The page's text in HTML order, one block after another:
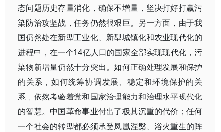
态问题历史存量消化，确保不增量，坚决打好打赢污
染防治攻坚战，任务仍然很艰巨。另一方面，由于我
国仍然处在新型工业化、新型城镇化和农业现代化的
进程中，在一个14亿人口的国家全部实现现代化，污
染物新增量仍然十分突出。如何正确处理发展和保护
的关系，如何统筹协调发展、稳定和环境保护的关
系，依然考验着党和国家治理能力和治理水平现代化
的智慧。中国革命事业付出了极其沉重的代价；任何
一个社会的转型都必须承受凤凰涅槃、浴火重生的阵